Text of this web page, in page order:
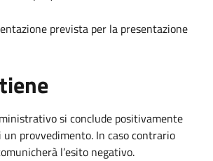
prevista per la presentazione
si conclude positivamente
un provvedimento. In caso contrario
l’esito negativo.